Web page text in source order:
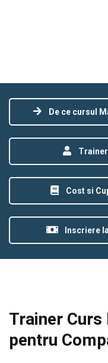
De ce cursul
Cost si
Inscriere
Trainer Curs
pentru